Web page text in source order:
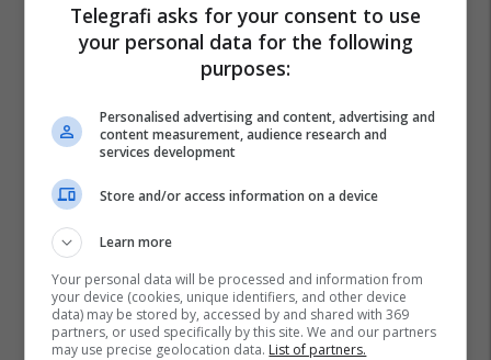
Telegrafi asks for your consent to use
your personal data for the following
purposes:
Personalised advertising and content, advertising and
content measurement, audience research and
services development
Store and/or access information on a device
Learn more
Your personal data will be processed and information from
your device (cookies, unique identifiers, and other device
data) may be stored by, accessed by and shared with 369
partners, or used specifically by this site. We and our partners
may use precise geolocation data. List of partners.